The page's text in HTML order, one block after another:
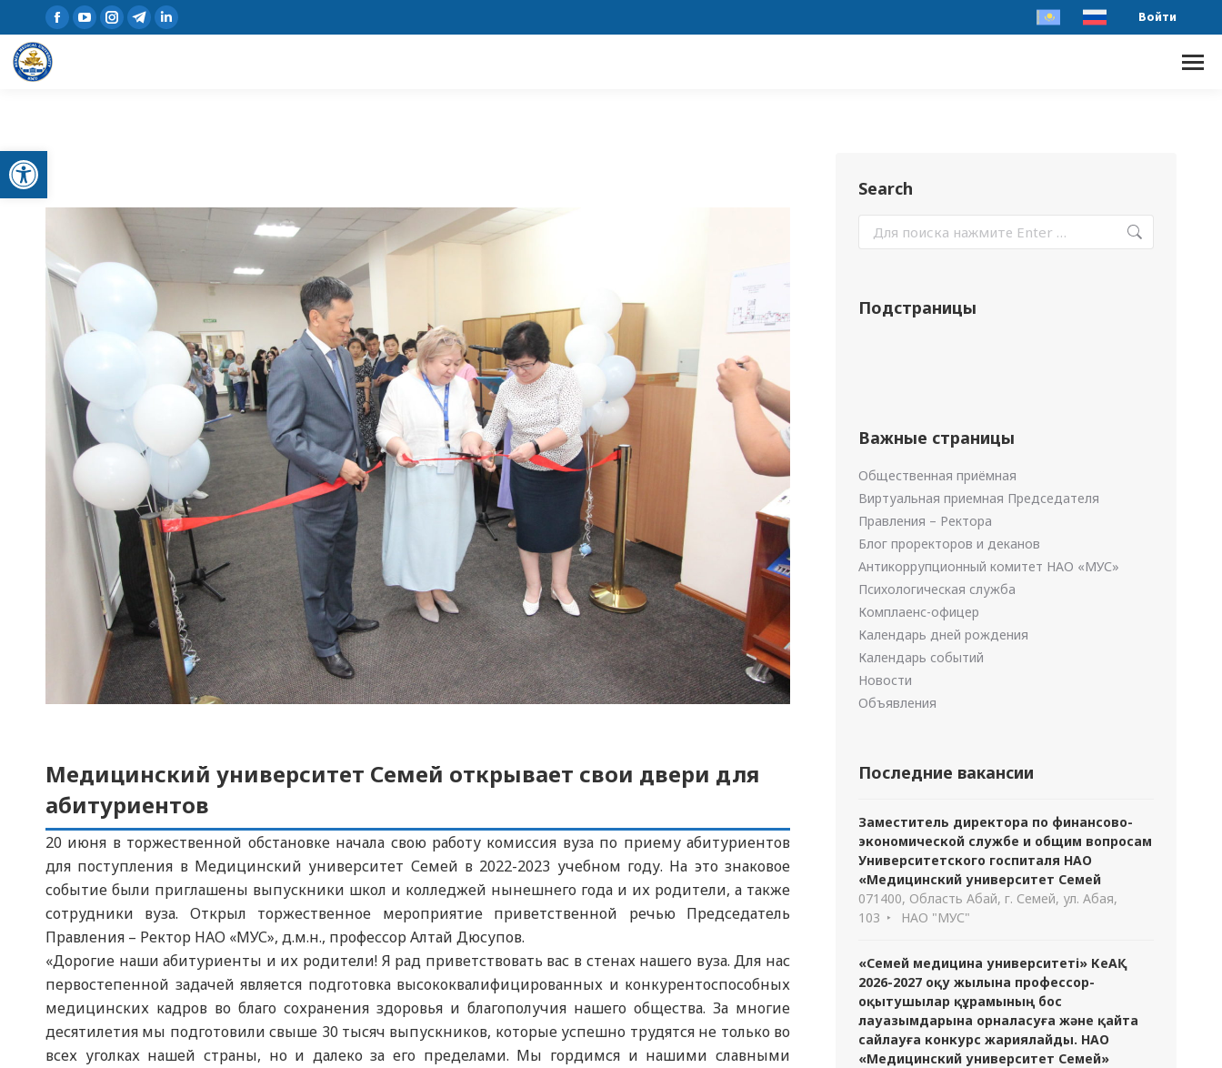
Открыть панель инструментов
Войти
Медицинский университет Семей открывает свои двери для
абитуриентов
20 июня в торжественной обстановке начала свою работу комиссия вуза по приему абитуриентов
для поступления в Медицинский университет Семей в 2022-2023 учебном году. На это знаковое
событие были приглашены выпускники школ и колледжей нынешнего года и их родители, а также
сотрудники вуза. Открыл торжественное мероприятие приветственной речью Председатель
Правления – Ректор НАО «МУС», д.м.н., профессор Алтай Дюсупов.
«Дорогие наши абитуриенты и их родители! Я рад приветствовать вас в стенах нашего вуза. Для нас
первостепенной задачей является подготовка высококвалифицированных и конкурентоспособных
медицинских кадров во благо сохранения здоровья и благополучия нашего общества. За многие
десятилетия мы подготовили свыше 30 тысяч выпускников, которые успешно трудятся не только во
всех уголках нашей страны, но и далеко за его пределами. Мы гордимся и нашими славными
Search
Подстраницы
Важные страницы
Общественная приёмная
Виртуальная приемная Председателя
Правления – Ректора
Блог проректоров и деканов
Антикоррупционный комитет НАО «МУС»
Психологическая служба
Комплаенс-офицер
Календарь дней рождения
Календарь событий
Новости
Объявления
Последние вакансии
Заместитель директора по финансово-
экономической службе и общим вопросам
Университетского госпиталя НАО
«Медицинский университет Семей
071400, Область Абай, г. Семей, ул. Абая,
103
НАО "МУС"
«Семей медицина университеті» КеАҚ
2026-2027 оқу жылына профессор-
оқытушылар құрамының бос
лауазымдарына орналасуға және қайта
сайлауға конкурс жариялайды. НАО
«Медицинский университет Семей»